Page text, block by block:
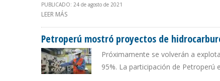
PUBLICADO: 24 de agosto de 2021
LEER MÁS
Petroperú mostró proyectos de
Próximamente se volverán a
95%. La participación de Petroperú